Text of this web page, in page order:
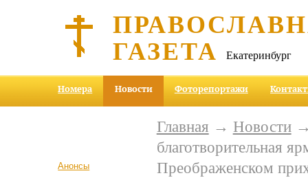
ГАЗЕТА Екатеринбург
Номера Новости Фоторепортажи
Анонсы
Главная → Новости→
благотворительная
Преображенском